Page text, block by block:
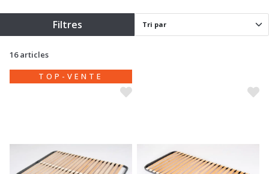
Filtres
16 articles
TOP-VENTE